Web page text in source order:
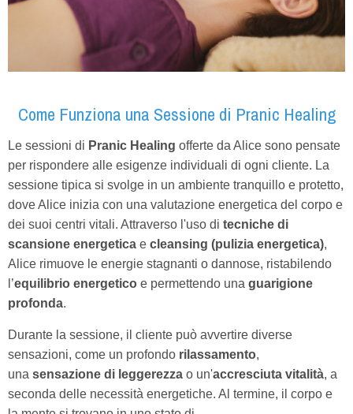
Come Funziona una Sessione di Pranic Healing
Le sessioni di Pranic Healing offerte da Alice sono pensate
per rispondere alle esigenze individuali di ogni cliente. La
sessione tipica si svolge in un ambiente tranquillo e protetto,
dove Alice inizia con una valutazione energetica del corpo e
dei suoi centri vitali. Attraverso l'uso di tecniche di
scansione energetica e cleansing (pulizia energetica),
Alice rimuove le energie stagnanti o dannose, ristabilendo
l’equilibrio energetico e permettendo una guarigione
profonda.
Durante la sessione, il cliente può avvertire diverse
sensazioni, come un profondo rilassamento,
una sensazione di leggerezza o un'accresciuta vitalità, a
seconda delle necessità energetiche. Al termine, il corpo e